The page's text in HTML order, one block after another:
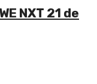
NXT 21 de